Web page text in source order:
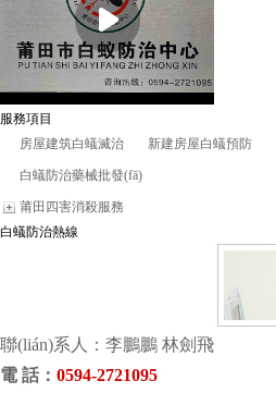
服務項目
房屋建筑白蟻滅治
新建房屋白蟻預防
白蟻防治藥械批發(fā)
莆田四害消殺服務
白蟻防治熱線
聯(lián)系人：李鵬鵬 林劍飛
電 話 ： 0594-2721095